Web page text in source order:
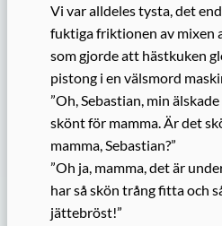
Vi var alldeles tysta, det
fuktiga friktionen av mixen
som gjorde att hästkuken
pistong i en välsmord
”Oh, Sebastian, min
skönt för mamma. Är det
mamma, Sebastian?”
”Oh ja, mamma, det är
har så skön trång fitta och
jättebröst!”